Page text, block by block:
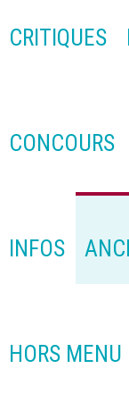
CRITIQUES
CONCOURS
INFOS
HORS MENU